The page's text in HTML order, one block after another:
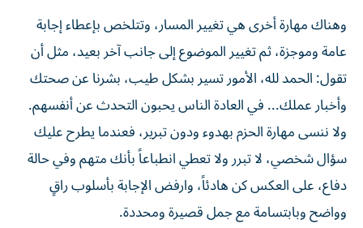
وهناك مهارة أخرى هي تغيير المسار، وتتلخص بإعطاء إجابة
عامة وموجزة، ثم تغيير الموضوع إلى جانب آخر بعيد، مثل أن
تقول: الحمد لله، الأمور تسير بشكل طيب، بشرنا عن صحتك
وأخبار عملك... في العادة الناس يحبون التحدث عن أنفسهم.
ولا ننسى مهارة الحزم بهدوء ودون تبرير، فعندما يطرح عليك
سؤال شخصي، لا تبرر ولا تعطي انطباعاً بأنك متهم وفي حالة
دفاع، على العكس كن هادئاً، وارفض الإجابة بأسلوب راقٍ
وواضح وبابتسامة مع جمل قصيرة ومحددة.